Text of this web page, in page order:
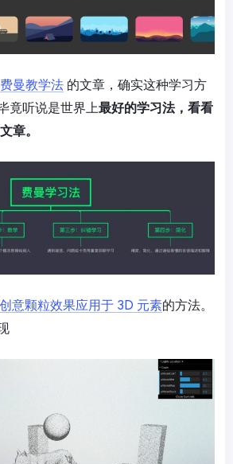
费曼教学法 的文章，确实这种学习方
竟听说是世界上最好的学习法，看看
章。
意颗粒效果应用于 3D 元素的方法。